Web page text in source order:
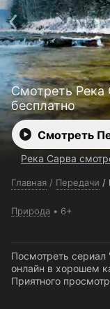
Смотреть Река
бесплатно
Смотреть
Река Сарва
Главная / Передачи /
Природа 6+
Посмотреть
онлайн в хорошем
Приятного
Поддержка:support@24h.tv
О сервисе
Политика
Открыть
Установить на ТВ